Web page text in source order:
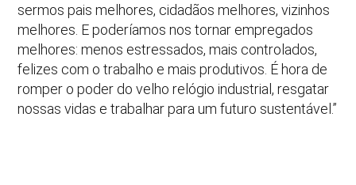
sermos pais melhores, cidadãos melhores, vizinhos
melhores. E poderíamos nos tornar empregados
melhores: menos estressados, mais controlados,
felizes com o trabalho e mais produtivos. É hora de
romper o poder do velho relógio industrial, resgatar
nossas vidas e trabalhar para um futuro sustentável.”